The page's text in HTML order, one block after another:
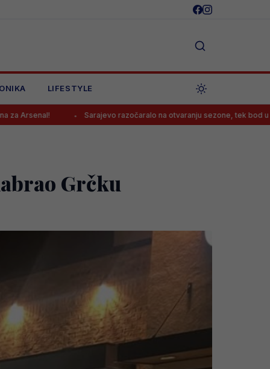
LIFESTYLE
Sarajevo razočaralo na otvaranju sezone, tek bod u Vrapčićima
Grčku